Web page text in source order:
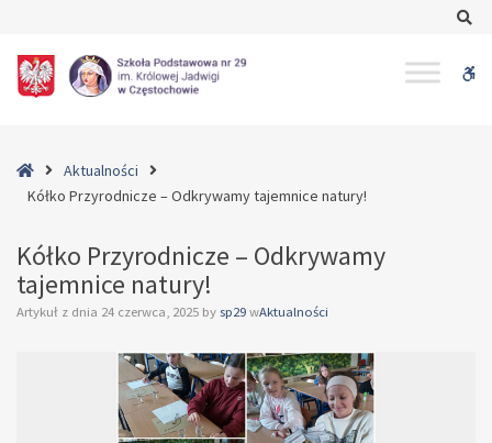
Przyrodnicze
natury!HomeAktualności
Kółko Przyrodnicze – Odkrywamy tajemnice natury!
Kółko Przyrodnicze – Odkrywamy
tajemnice natury!
Artykuł z dnia 24 czerwca, 2025 by sp29 wAktualności